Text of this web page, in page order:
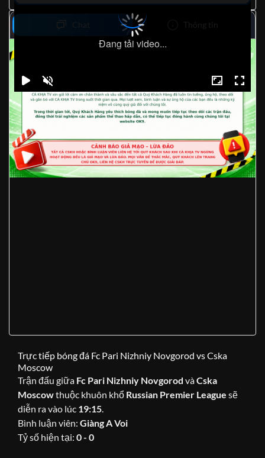
Đang tải video...
Chat Thông tin
Trực tiếp bóng đá Fc Pari Nizhniy Novgorod vs Cska
Moscow
Trận đấu giữa Fc Pari Nizhniy Novgorod vàCska
Moscowthuộc khuôn khổ Russian Premier League sẽ
diễn ra vào lúc 19:15.
Bình luận viên: Giàng A Voi
Tỷ số hiện tại: 0 - 0